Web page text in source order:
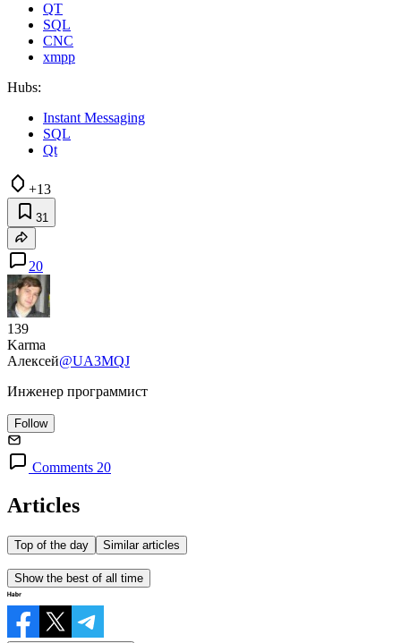
QT
SQL
CNC
xmpp
Hubs:
Instant Messaging
SQL
Qt
+13
31
20
139
Karma
Алексей@UA3MQJ
Инженер программист
Follow
Comments 20
Articles
Top of the day Similar articles
Show the best of all time